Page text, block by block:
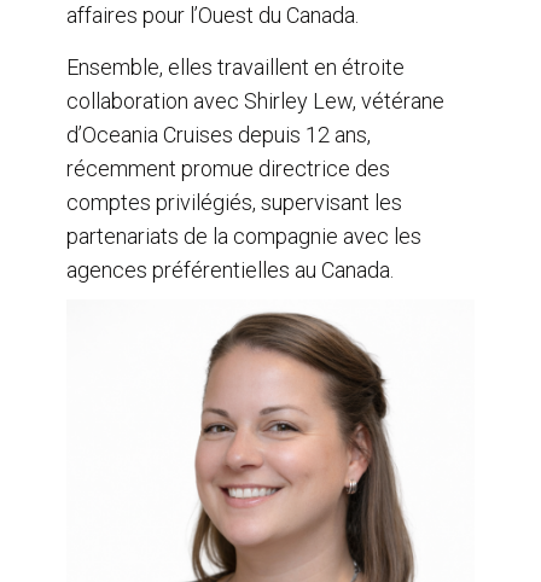
affaires pour l’Ouest du Canada.
Ensemble, elles travaillent en étroite
collaboration avec Shirley Lew, vétérane
d’Oceania Cruises depuis 12 ans,
récemment promue directrice des
comptes privilégiés, supervisant les
partenariats de la compagnie avec les
agences préférentielles au Canada.